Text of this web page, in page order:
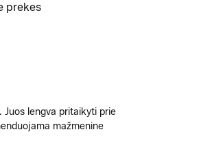
prekes
lengva pritaikyti prie
mažmenine